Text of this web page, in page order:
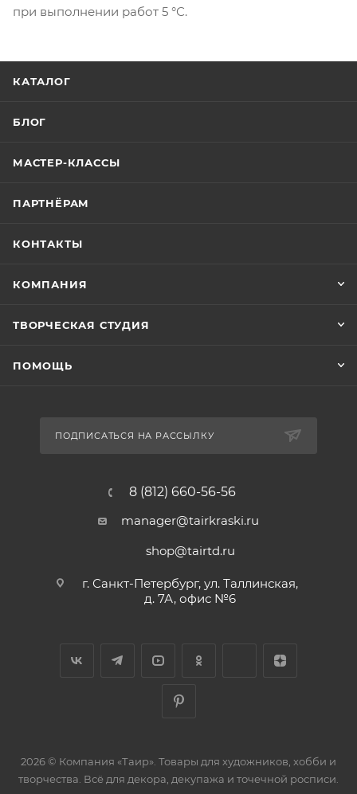
при выполнении работ 5 °С.
КАТАЛОГ
БЛОГ
МАСТЕР-КЛАССЫ
ПАРТНЁРАМ
КОНТАКТЫ
КОМПАНИЯ
ТВОРЧЕСКАЯ СТУДИЯ
ПОМОЩЬ
ПОДПИСАТЬСЯ НА РАССЫЛКУ
8 (812) 660-56-56
manager@tairkraski.ru
shop@tairtd.ru
г. Санкт-Петербург, ул. Таллинская,
д. 7А, офис №6
2026 © Компания «Таир». Товары для художников, хобби и
творчества. Всё для декора, декупажа и точечной росписи.